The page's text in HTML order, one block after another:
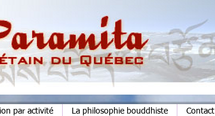
par activité La philosophie bouddhiste Contact